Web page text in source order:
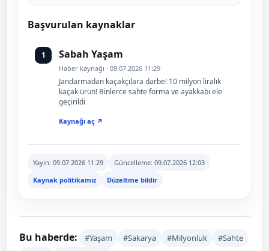
Başvurulan kaynaklar
1 Sabah Yaşam
Haber kaynağı · 09.07.2026 11:29
Jandarmadan kaçakçılara darbe! 10 milyon liralık
kaçak ürün! Binlerce sahte forma ve ayakkabı ele
geçirildi
Kaynağı aç ↗
Yayın: 09.07.2026 11:29 Güncelleme: 09.07.2026 12:03
Kaynak politikamız
Düzeltme bildir
Bu haberde: #Yaşam #Sakarya #Milyonluk
#Sahte